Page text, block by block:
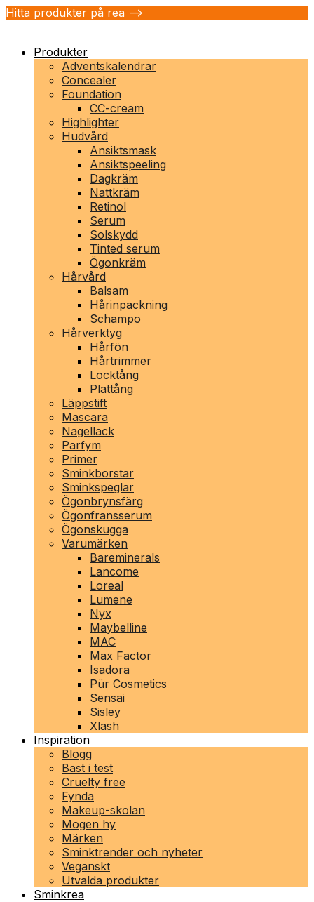
Hitta produkter på rea -->
Produkter
Adventskalendrar
Concealer
Foundation
CC-cream
Highlighter
Hudvård
Ansiktsmask
Ansiktspeeling
Dagkräm
Nattkräm
Retinol
Serum
Solskydd
Tinted serum
Ögonkräm
Hårvård
Balsam
Hårinpackning
Schampo
Hårverktyg
Hårfön
Hårtrimmer
Locktång
Plattång
Läppstift
Mascara
Nagellack
Parfym
Primer
Sminkborstar
Sminkspeglar
Ögonbrynsfärg
Ögonfransserum
Ögonskugga
Varumärken
Bareminerals
Lancome
Loreal
Lumene
Nyx
Maybelline
MAC
Max Factor
Isadora
Pür Cosmetics
Sensai
Sisley
Xlash
Inspiration
Blogg
Bäst i test
Cruelty free
Fynda
Makeup-skolan
Mogen hy
Märken
Sminktrender och nyheter
Veganskt
Utvalda produkter
Sminkrea